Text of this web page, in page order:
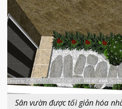
Sân vườn được tối giản hóa